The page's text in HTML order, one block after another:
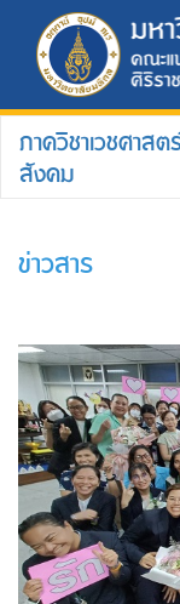
ภาควิชาเวชศาส
สังคม
ข่าวสาร